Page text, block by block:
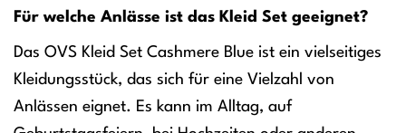
Für welche Anlässe ist das Kleid Set geeignet?
Das OVS Kleid Set Cashmere Blue ist ein vielseitiges
Kleidungsstück, das sich für eine Vielzahl von
Anlässen eignet. Es kann im Alltag, auf